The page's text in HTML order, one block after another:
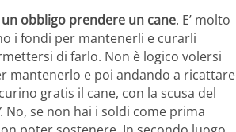
obbligo prendere un cane. E’ molto
i fondi per mantenerli e curarli
di farlo. Non è logico volersi
mantenerlo e poi andando a ricattare
gratis il cane, con la scusa del
. No, se non hai i soldi come prima